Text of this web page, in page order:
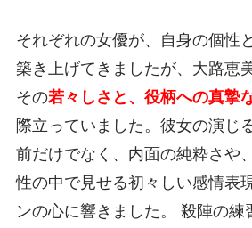
それぞれの女優が、自身の個性
築き上げてきましたが、大路恵
その若々しさと、役柄への真摯
際立っていました。彼女の演じ
前だけでなく、内面の純粋さや
性の中で見せる初々しい感情表
ンの心に響きました。 殺陣の練